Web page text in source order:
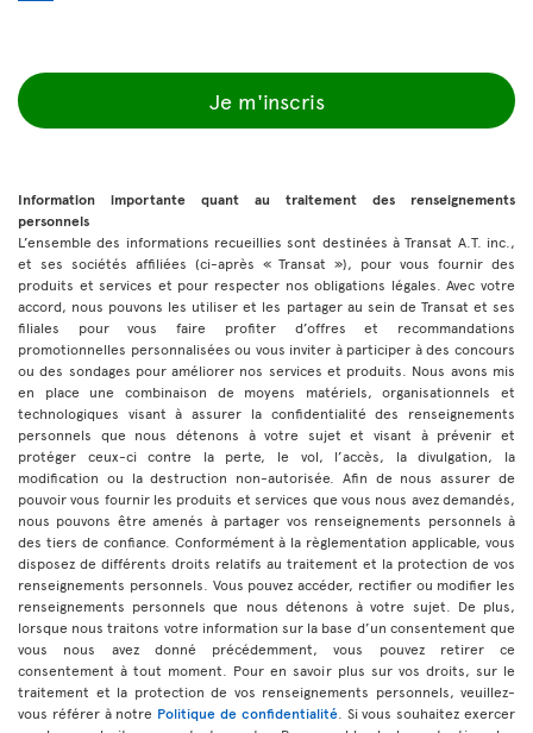
Je m'inscris
Information importante quant au traitement des renseignements
personnels
L’ensemble des informations recueillies sont destinées à Transat A.T. inc.,
et ses sociétés affiliées (ci-après « Transat »), pour vous fournir des
produits et services et pour respecter nos obligations légales. Avec votre
accord, nous pouvons les utiliser et les partager au sein de Transat et ses
filiales pour vous faire profiter d’offres et recommandations
promotionnelles personnalisées ou vous inviter à participer à des concours
ou des sondages pour améliorer nos services et produits. Nous avons mis
en place une combinaison de moyens matériels, organisationnels et
technologiques visant à assurer la confidentialité des renseignements
personnels que nous détenons à votre sujet et visant à prévenir et
protéger ceux-ci contre la perte, le vol, l’accès, la divulgation, la
modification ou la destruction non-autorisée. Afin de nous assurer de
pouvoir vous fournir les produits et services que vous nous avez demandés,
nous pouvons être amenés à partager vos renseignements personnels à
des tiers de confiance. Conformément à la règlementation applicable, vous
disposez de différents droits relatifs au traitement et la protection de vos
renseignements personnels. Vous pouvez accéder, rectifier ou modifier les
renseignements personnels que nous détenons à votre sujet. De plus,
lorsque nous traitons votre information sur la base d’un consentement que
vous nous avez donné précédemment, vous pouvez retirer ce
consentement à tout moment. Pour en savoir plus sur vos droits, sur le
traitement et la protection de vos renseignements personnels, veuillez-
vous référer à notre Politique de confidentialité. Si vous souhaitez exercer